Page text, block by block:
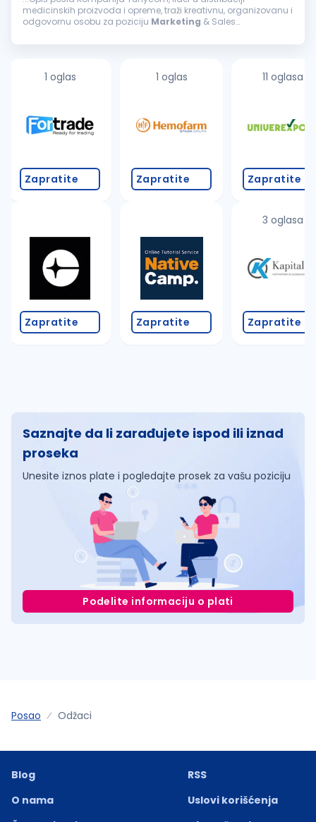
medicinskih proizvoda i opreme, traži kreativnu, organizovanu i
odgovornu osobu za poziciju Marketing & Sales
lepote i savremenog...
1 oglas
Zapratite
Zapratite
1 oglas
Zapratite
Zapratite
11 oglasa
Zapratite
3 oglasa
Zapratite
Saznajte da li zarađujete ispod ili iznad
proseka
Unesite iznos plate i pogledajte prosek za vašu poziciju
Podelite informaciju o plati
Posao Odžaci
Blog
O nama
RSS
Uslovi korišćenja